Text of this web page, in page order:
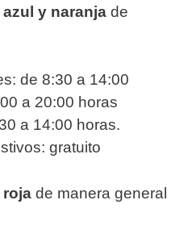
y naranja de
de 8:30 a 14:00
a 20:00 horas
a 14:00 horas.
gratuito
roja de manera general